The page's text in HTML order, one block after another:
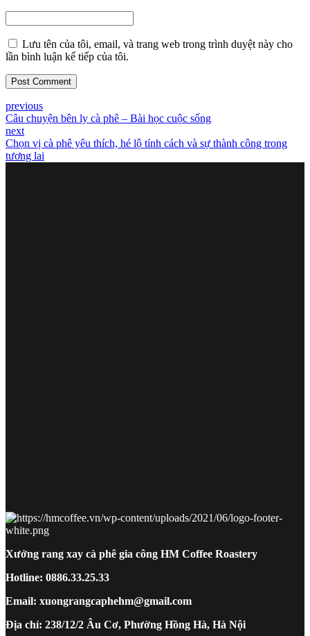
Lưu tên của tôi, email, và trang web trong trình duyệt này cho
lần bình luận kế tiếp của tôi.
Post Comment
previous
Câu chuyện bên ly cà phê – Bài học cuộc sống
next
Chọn vị cà phê yêu thích, hé lộ tính cách và sự thành công trong
tương lai
Xưởng rang xay cà phê gia công HM Coffee Roastery
Hotline: 0886.33.25.33
Email: xuongrangcaphehm@gmail.com
Địa chỉ: 238/12/2 Âu Cơ, Phường Hồng Hà, Hà Nội